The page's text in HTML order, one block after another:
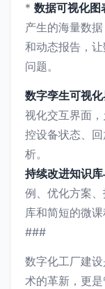
* 数据可视化图
产生的海量数
和动态报告，
问题。
数字孪生可视化
视化交互界面
控设备状态、
析。
持续改进知识库
例、优化方案
库和简短的微
###
数字化工厂建
术的革新，更